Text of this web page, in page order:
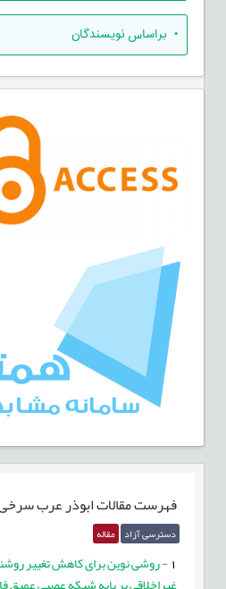
• براساس نویسندگان
فهرست مقالاتابوذر عرب سرخی
دسترسی آزاد مقاله
-روشی نوین برای کاهش تغيير